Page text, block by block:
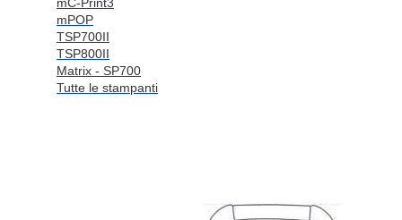
mPOP
TSP700II
TSP800II
Matrix - SP700
Tutte le stampanti